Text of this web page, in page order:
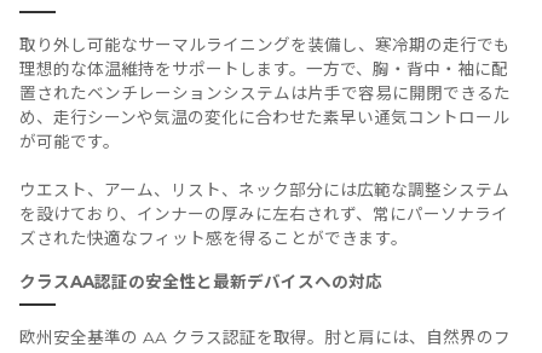
取り外し可能なサーマルライニングを装備し、寒冷期の走行でも
理想的な体温維持をサポートします。一方で、胸・背中・袖に配
置されたベンチレーションシステムは片手で容易に開閉できるた
め、走行シーンや気温の変化に合わせた素早い通気コントロール
が可能です。
ウエスト、アーム、リスト、ネック部分には広範な調整システム
を設けており、インナーの厚みに左右されず、常にパーソナライ
ズされた快適なフィット感を得ることができます。
クラスAA認証の安全性と最新デバイスへの対応
欧州安全基準の AA クラス認証を取得。肘と肩には、自然界のフ